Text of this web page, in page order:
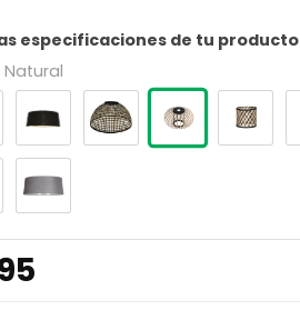
especificaciones de tu producto
Natural